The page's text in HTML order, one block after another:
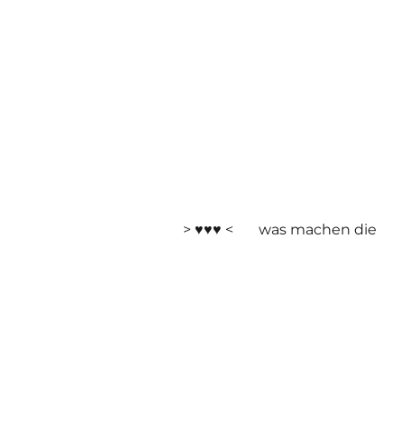
> ♥♥♥ < was machen die